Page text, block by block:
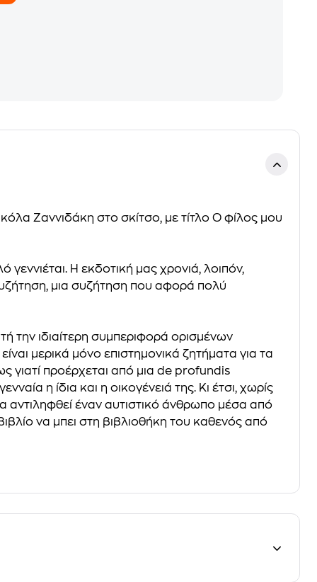
Ζαννιδάκη στο σκίτσο, με τίτλο O φίλος μου
Η εκδοτική μας χρονιά, λοιπόν,
μια συζήτηση που αφορά πολύ
την ιδιαίτερη συμπεριφορά ορισμένων
μερικά μόνο επιστημονικά ζητήματα για τα
γιατί προέρχεται από μια de profundis
η ίδια και η οικογένειά της. Κι έτσι, χωρίς
αντιληφθεί έναν αυτιστικό άνθρωπο μέσα από
να μπει στη βιβλιοθήκη του καθενός από